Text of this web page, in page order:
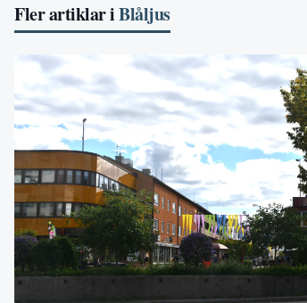
Fler artiklar iBlåljus